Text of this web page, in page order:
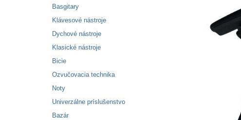
Basgitary
Klávesové nástroje
Dychové nástroje
Klasické nástroje
Bicie
Ozvučovacia technika
Noty
Univerzálne príslušenstvo
Bazár